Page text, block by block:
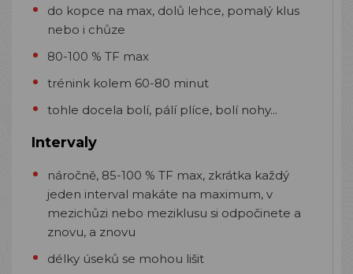
do kopce na max, dolů lehce, pomalý klus
nebo i chůze
80-100 % TF max
trénink kolem 60-80 minut
tohle docela bolí, pálí plíce, bolí nohy...
Intervaly
náročně, 85-100 % TF max, zkrátka každý
jeden interval makáte na maximum, v
mezichůzi nebo meziklusu si odpočinete a
znovu, a znovu
délky úseků se mohou lišit